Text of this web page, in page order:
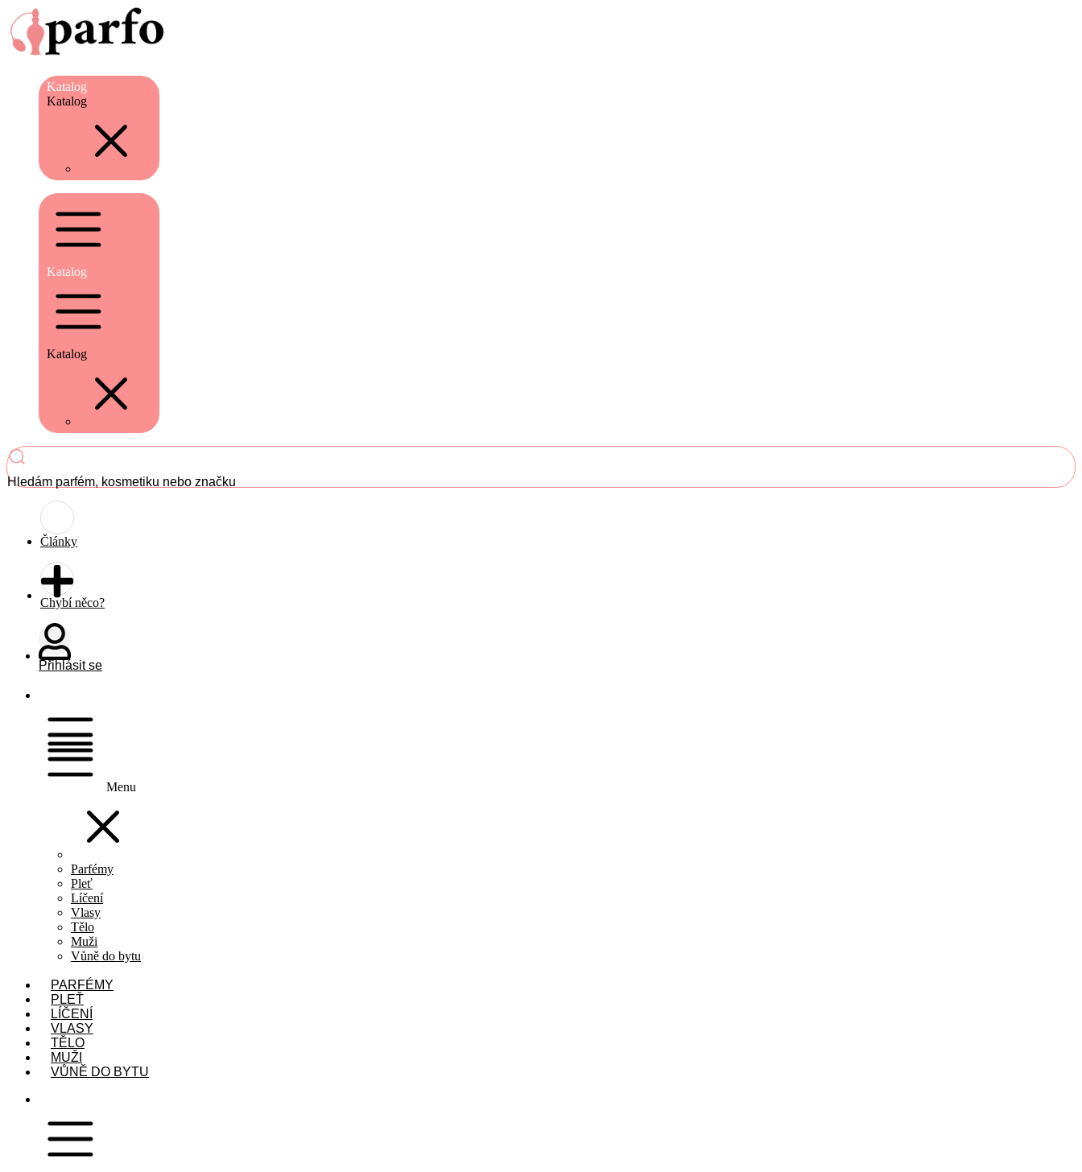
Katalog
Katalog
Katalog
Katalog
Hledám parfém, kosmetiku nebo značku
Články
Chybí něco?
Přihlásit se
Menu
Parfémy
Pleť
Líčení
Vlasy
Tělo
Muži
Vůně do bytu
PARFÉMY
PLEŤ
LÍČENÍ
VLASY
TĚLO
MUŽI
VŮNĚ DO BYTU